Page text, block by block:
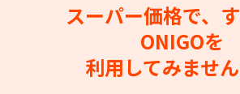
スーパー価格で、
ONIGOを
利用してみませ